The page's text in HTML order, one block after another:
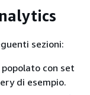
sezioni:
con set
di esempio.